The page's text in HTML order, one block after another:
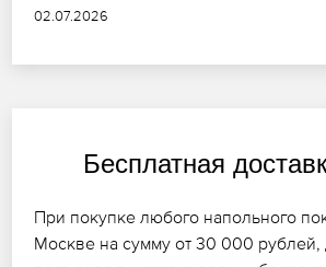
02.07.2026
Бесплатная
При покупке любого напольного
Москве на сумму от 30 000 рублей,